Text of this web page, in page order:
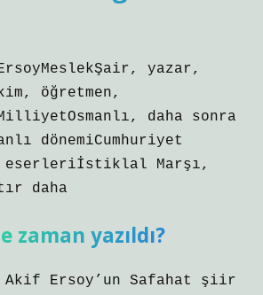
yazar,
öğretmen,
daha sonra
dönemiCumhuriyet
eserleriİstiklal Marşı,
daha
zaman yazıldı?
Akif Ersoy’un Safahat şiir